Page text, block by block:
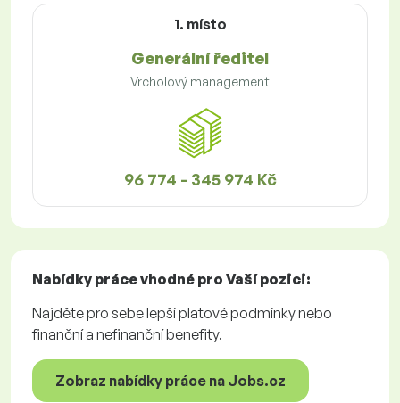
1. místo
Generální ředitel
Vrcholový management
96 774 - 345 974 Kč
Nabídky prácevhodné pro Vaší pozici:
Najděte pro sebe lepší platové podmínky nebo
finanční a nefinanční benefity.
Zobraz nabídky práce na Jobs.cz